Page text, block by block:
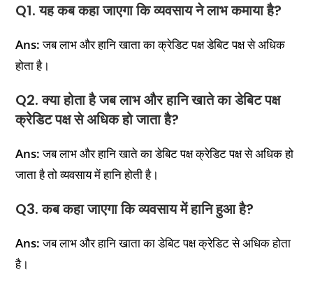
Q1. यह कब कहा जाएगा कि व्यवसाय ने लाभ कमाया है?
Ans:जब लाभ और हानि खाता का क्रेडिट पक्ष डेबिट पक्ष से अधिक
होता है।
Q2. क्या होता है जब लाभ और हानि खाते का डेबिट पक्ष
क्रेडिट पक्ष से अधिक हो जाता है?
Ans:जब लाभ और हानि खाते का डेबिट पक्ष क्रेडिट पक्ष से अधिक हो
जाता है तो व्यवसाय में हानि होती है।
Q3. कब कहा जाएगा कि व्यवसाय में हानि हुआ है?
Ans:जब लाभ और हानि खाता का डेबिट पक्ष क्रेडिट से अधिक होता
है।